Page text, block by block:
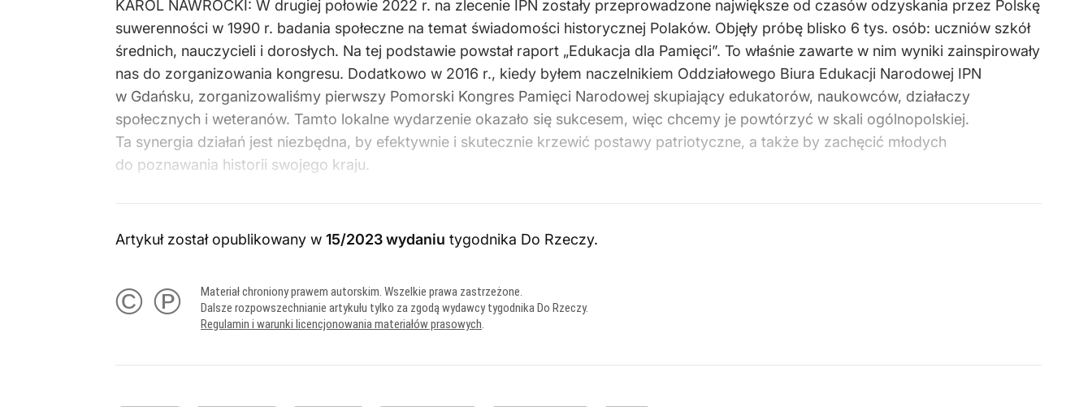
KAROL NAWROCKI: W drugiej połowie 2022 r. na zlecenie IPN zostały przeprowadzone największe od czasów odzyskania przez Polskę
suwerenności w 1990 r. badania społeczne na temat świadomości historycznej Polaków. Objęły próbę blisko 6 tys. osób: uczniów szkół
średnich, nauczycieli i dorosłych. Na tej podstawie powstał raport „Edukacja dla Pamięci”. To właśnie zawarte w nim wyniki zainspirowały
nas do zorganizowania kongresu. Dodatkowo w 2016 r., kiedy byłem naczelnikiem Oddziałowego Biura Edukacji Narodowej IPN
w Gdańsku, zorganizowaliśmy pierwszy Pomorski Kongres Pamięci Narodowej skupiający edukatorów, naukowców, działaczy
społecznych i weteranów. Tamto lokalne wydarzenie okazało się sukcesem, więc chcemy je powtórzyć w skali ogólnopolskiej.
Ta synergia działań jest niezbędna, by efektywnie i skutecznie krzewić postawy patriotyczne, a także by zachęcić młodych
do poznawania historii swojego kraju.
Artykuł został opublikowany w 15/2023 wydaniu tygodnika Do Rzeczy.
© ℗
Materiał chroniony prawem autorskim. Wszelkie prawa zastrzeżone.
Dalsze rozpowszechnianie artykułu tylko za zgodą wydawcy tygodnika Do Rzeczy.
Regulamin i warunki licencjonowania materiałów prasowych.